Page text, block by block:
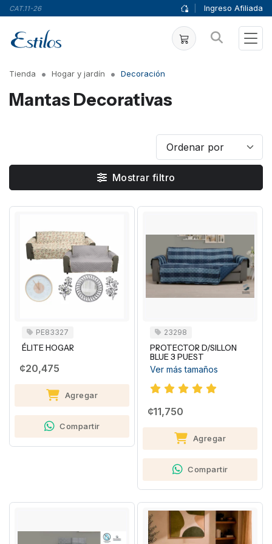
CAT.11-26 Ingreso Afiliada
Tienda Hogar y jardín Decoración
Mantas Decorativas
Mostrar filtro
PE83327
ÉLITE HOGAR
¢20,475
Agregar
Compartir
23298
PROTECTOR D/SILLON
BLUE 3 PUEST
Ver más tamaños
¢11,750
Agregar
Compartir